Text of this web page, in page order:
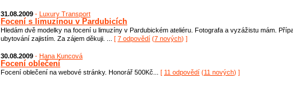
31.08.2009 - Luxury Transport
Focení s limuzínou v Pardubicích
Hledám dvě modelky na focení u limuzíny v Pardubickém ateliéru. Fotografa a vyzážistu mám.
ubytování zajistím. Za zájem děkuji. ... [ 7 odpovědí (7 nových) ]
30.08.2009 - Hana Kuncová
Focení oblečení
Focení oblečení na webové stránky. Honorář 500Kč... [ 11 odpovědí (11 nových) ]